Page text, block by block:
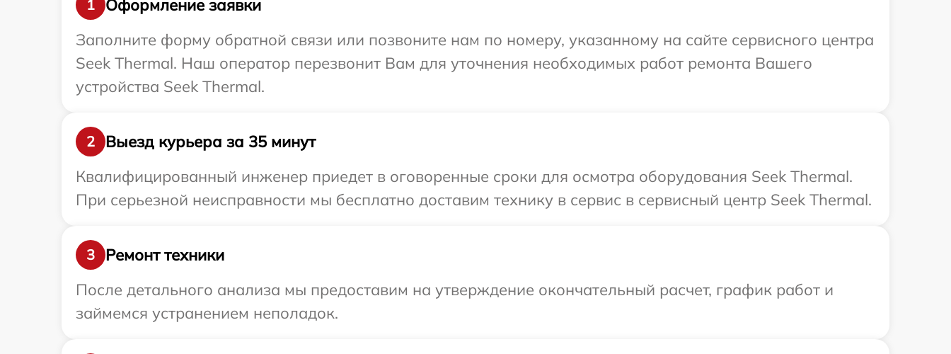
1
Оформление заявки
Заполните форму обратной связи или позвоните нам по номеру, указанному на сайте сервисного центра
Seek Thermal. Наш оператор перезвонит Вам для уточнения необходимых работ ремонта Вашего
устройства Seek Thermal.
2
Выезд курьера за 35 минут
Квалифицированный инженер приедет в оговоренные сроки для осмотра оборудования Seek Thermal.
При серьезной неисправности мы бесплатно доставим технику в сервис в сервисный центр Seek Thermal.
3
Ремонт техники
После детального анализа мы предоставим на утверждение окончательный расчет, график работ и
займемся устранением неполадок.